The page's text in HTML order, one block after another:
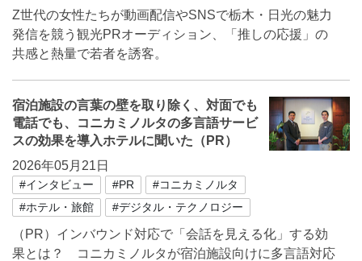
Z世代の女性たちが動画配信やSNSで栃木・日光の魅力
発信を競う観光PRオーディション、「推しの応援」の
共感と熱量で若者を誘客。
宿泊施設の言葉の壁を取り除く、対面でも
電話でも、コニカミノルタの多言語サービ
スの効果を導入ホテルに聞いた（PR）
2026年05月21日
#インタビュー #PR
#コニカミノルタ
#ホテル・旅館
#デジタル・テクノロジー
（PR）インバウンド対応で「会話を見える化」する効
果とは？ コニカミノルタが宿泊施設向けに多言語対応